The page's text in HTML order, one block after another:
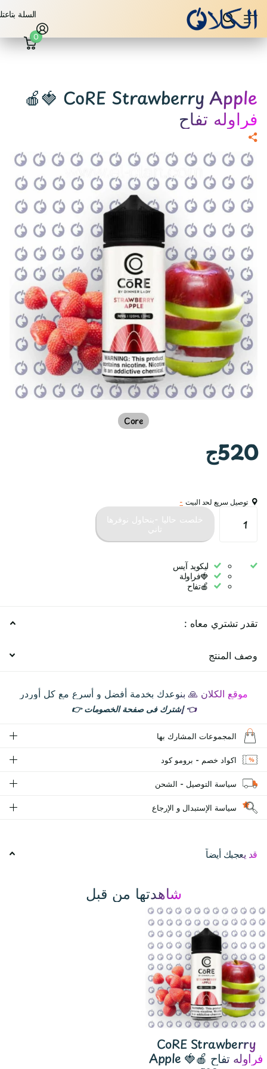
السلة
0
CoRE Strawberry Apple 🍓🍎
فراوله تفاح
Core
520ج
توصيل سريع لحد البيت -
خلصت حاليا -بنحاول نوفرها
تاني
ليكويد آيس
🍓فراولة
🍎تفاح
تقدر تشتري معاه :
وصف المنتج
موقع الكلان 🙏 بنوعدك بخدمة أفضل و أسرع مع كل أوردر
👈إشترك فى صفحة الخصومات👉
المجموعات المشارك بها
اكواد خصم - برومو كود
سياسة التوصيل - الشحن
سياسة الإستبدال و الإرجاع
قد يعجبك أيضاً
شاهدتها من قبل
CoRE Strawberry
Apple 🍓🍎 فراوله تفاح